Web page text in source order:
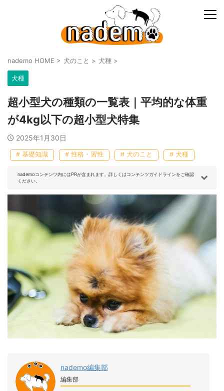
nademo HOME > 犬のこと > 犬種 >
犬種
超小型犬の種類の一覧表｜平均的な体重
が4kg以下の超小型犬特集
2025年1月30日
# 基礎知識 # 性格・習性 # 犬のこと # 犬種
nademoコンテンツ内にはPRが含まれます。詳しくはコンテンツガイドラインをご確認
ください。
nademo編集部
編集部